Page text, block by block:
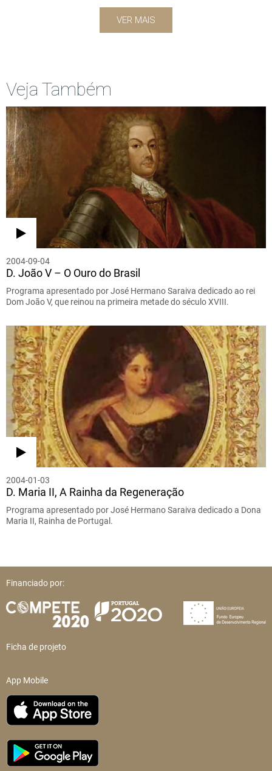
VER MAIS
Veja Também
2004-09-04
D. João V – O Ouro do Brasil
Programa apresentado por José Hermano Saraiva dedicado ao rei
Dom João V, que reinou na primeira metade do século XVIII.
2004-01-03
D. Maria II, A Rainha da Regeneração
Programa apresentado por José Hermano Saraiva dedicado a Dona
Maria II, Rainha de Portugal.
Financiado por:
Ficha de projeto
App Mobile